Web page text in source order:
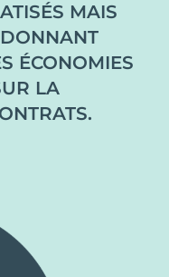
MAIS
ÉCONOMIES
LA